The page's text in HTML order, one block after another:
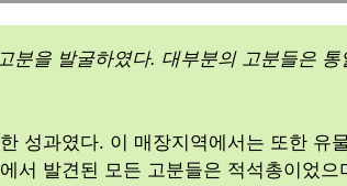
분을 발굴하였다. 대부분의 고분들은 통
성과였다. 이 매장지역에서는 또한 유
서 발견된 모든 고분들은 적석총이었으